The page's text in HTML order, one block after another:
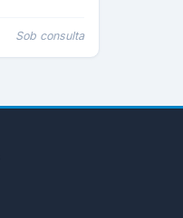
Sob consulta